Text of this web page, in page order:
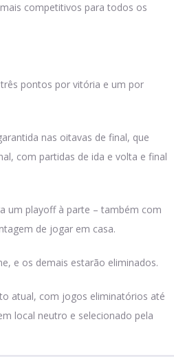
competitivos para todos os
pontos por vitória e um por
nas oitavas de final, que
com partidas de ida e volta e final
um playoff à parte – também com
de jogar em casa.
e os demais estarão eliminados.
atual, com jogos eliminatórios até
local neutro e selecionado pela